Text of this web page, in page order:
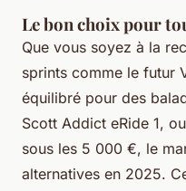
Le bon choix pour
Que vous soyez à la
sprints comme le futur
équilibré pour des
Scott Addict eRide 1,
sous les 5 000 €, le
alternatives en 2025.